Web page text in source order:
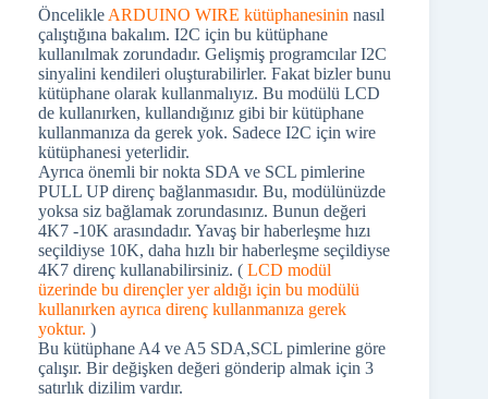
Öncelikle ARDUINO WIRE kütüphanesinin nasıl
çalıştığına bakalım. I2C için bu kütüphane
kullanılmak zorundadır. Gelişmiş programcılar I2C
sinyalini kendileri oluşturabilirler. Fakat bizler bunu
kütüphane olarak kullanmalıyız. Bu modülü LCD
de kullanırken, kullandığınız gibi bir kütüphane
kullanmanıza da gerek yok. Sadece I2C için wire
kütüphanesi yeterlidir.
Ayrıca önemli bir nokta SDA ve SCL pimlerine
PULL UP direnç bağlanmasıdır. Bu, modülünüzde
yoksa siz bağlamak zorundasınız. Bunun değeri
4K7 -10K arasındadır. Yavaş bir haberleşme hızı
seçildiyse 10K, daha hızlı bir haberleşme seçildiyse
4K7 direnç kullanabilirsiniz. ( LCD modül
üzerinde bu dirençler yer aldığı için bu modülü
kullanırken ayrıca direnç kullanmanıza gerek
yoktur. )
Bu kütüphane A4 ve A5 SDA,SCL pimlerine göre
çalışır. Bir değişken değeri gönderip almak için 3
satırlık dizilim vardır.